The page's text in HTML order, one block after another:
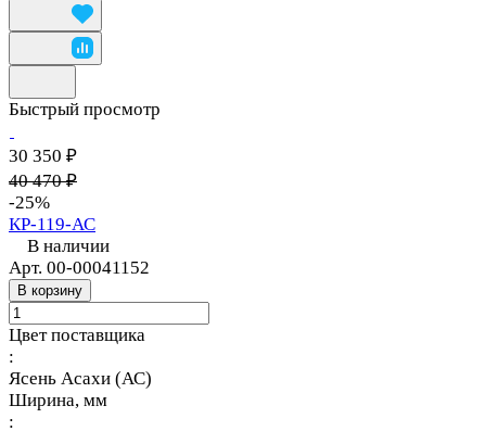
Быстрый просмотр
30 350 ₽
40 470 ₽
-25%
КР-119-АС
В наличии
Арт. 00-00041152
В корзину
Цвет поставщика
:
Ясень Асахи (АС)
Ширина, мм
: